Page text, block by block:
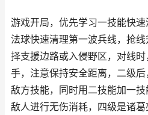
游戏开局，优先学习一技能快
法球快速清理第一波兵线，抢
择支援边路或入侵野区，对线
手，注意保持安全距离，二级
敌方技能，同时用二技能加一
敌人进行无伤消耗，四级是诸